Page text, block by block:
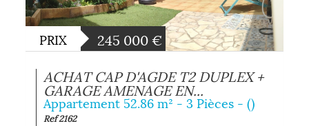
PRIX 245 000€
ACHAT CAP D'AGDE T2 DUPLEX +
GARAGE AMENAGE EN...
Appartement 52.86 m² - 3 Pièces - ()
Ref 2162